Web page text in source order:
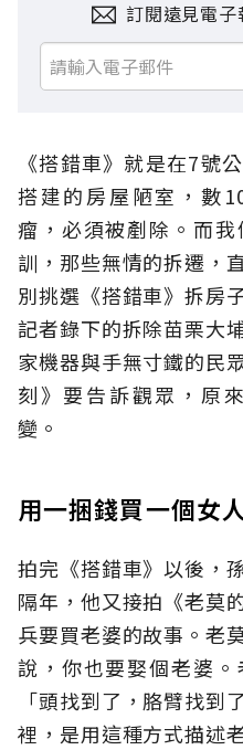
訂閱遠見電
《搭錯車》就是在7號
搭建的房屋陋室，數
瘤，必須被剷除。而
訓，那些無情的拆遷，
別挑選《搭錯車》拆房
記者錄下的拆除苗栗大
家機器與手無寸鐵的民
刻》要告訴觀眾，原
變。
用一捆錢買一個女
拍完《搭錯車》以後，
隔年，他又接拍《老莫
兵要買老婆的故事。老
說，你也要娶個老婆。
「頭找到了，胳臂找
裡，是用這種方式描述